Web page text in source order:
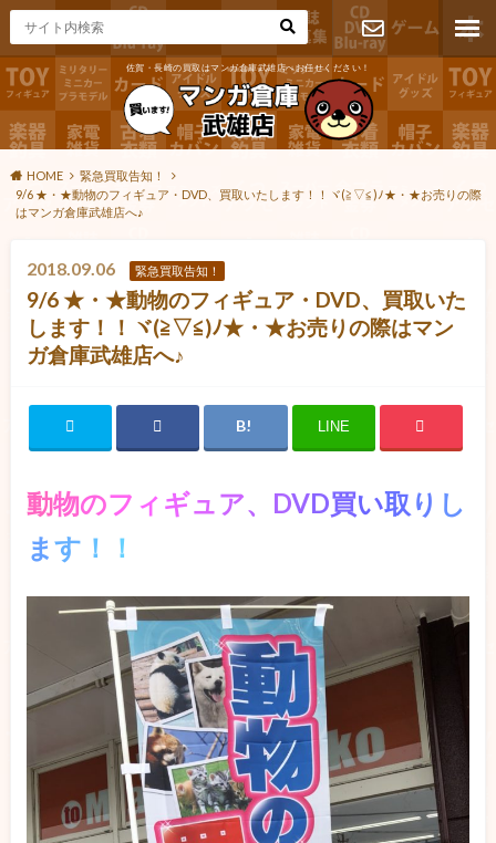
佐賀・長崎の買取はマンガ倉庫武雄店へお任せください！
お問い合わ
せ
HOME
緊急買取告知！
9/6 ★・★動物のフィギュア・DVD、買取いたします！！ヾ(≧▽≦)ﾉ★・★お売りの際
はマンガ倉庫武雄店へ♪
2018.09.06 緊急買取告知！
9/6 ★・★動物のフィギュア・DVD、買取いた
します！！ヾ(≧▽≦)ﾉ★・★お売りの際はマン
ガ倉庫武雄店へ♪
LINE
動物のフ ィ ギュ ア、 DVD買い取 り し
ま す ！ ！